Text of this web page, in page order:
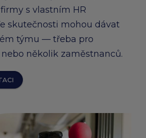
s vlastním HR
skutečnosti mohou dávat
týmu — třeba pro
několik zaměstnanců.